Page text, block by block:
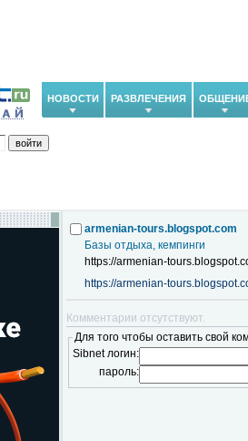
НОВОСТИ РАЗВЛЕЧЕНИЯ
armenian-tours.blogspot.com
Базы отдыха, кемпинги
https://armenian-
https://armenian-
Комментарии отсутствуют.
Для того чтобы оставить свой
Sibnet логин:
пароль: